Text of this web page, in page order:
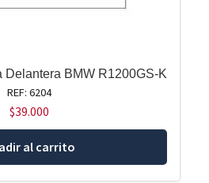
Delantera BMW R1200GS-K
REF: 6204
$39.000
al carrito